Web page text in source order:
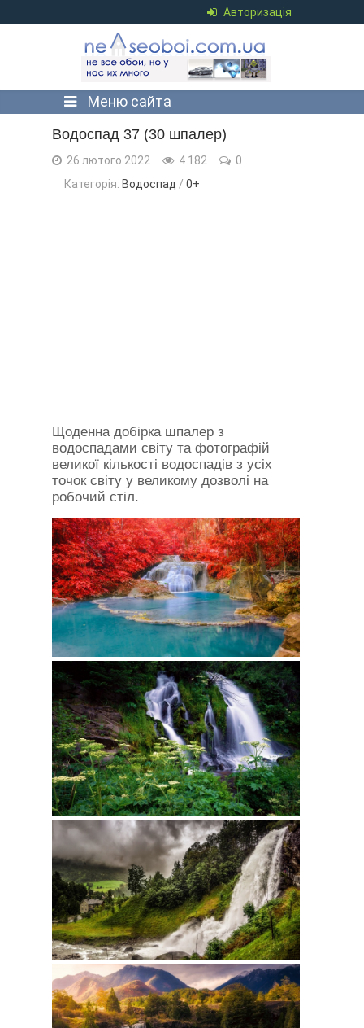
Авторизація
Меню сайта
Водоспад 37 (30 шпалер)
26 лютого 2022 4 182
0
Категорія: Водоспад / 0+
Щоденна добірка шпалер з
водоспадами світу та фотографій
великої кількості водоспадів з усіх
точок світу у великому дозволі на
робочий стіл.